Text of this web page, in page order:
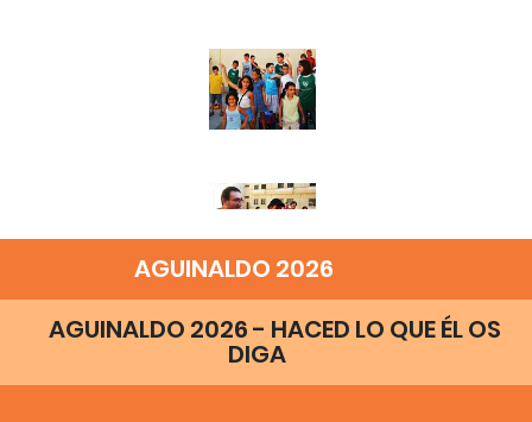
AGUINALDO 2026
AGUINALDO 2026 - HACED LO QUE ÉL OS
DIGA